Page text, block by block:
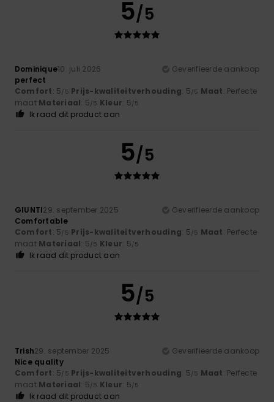
5/5
Dominique10. juli 2026
Geverifieerde aankoop
perfect
Comfort: 5/5 Prijs-kwaliteitverhouding: 5/5 Maat: Perfecte
maat Materiaal: 5/5 Kleur: 5/5
Ik raad dit product aan
5/5
GIUNTI29. september 2025
Geverifieerde aankoop
Comfortable
Comfort: 5/5 Prijs-kwaliteitverhouding: 5/5 Maat: Perfecte
maat Materiaal: 5/5 Kleur: 5/5
Ik raad dit product aan
5/5
Trish29. september 2025
Geverifieerde aankoop
Nice quality
Comfort: 5/5 Prijs-kwaliteitverhouding: 5/5 Maat: Perfecte
maat Materiaal: 5/5 Kleur: 5/5
Ik raad dit product aan